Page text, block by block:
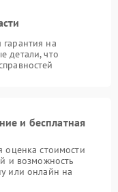
на
детали, что
и бесплатная
оценка стоимости
и возможность
или онлайн на